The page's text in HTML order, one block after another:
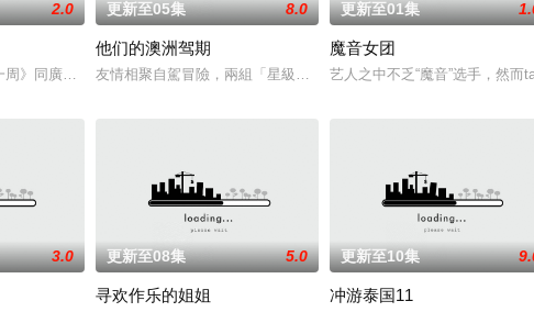
一定心得，大家也希望尋找最高「性
2.0
周》同廣大觀眾突發慶春宵！今次請來賀歲大作《夜王》的最強卡士——黃
更新至05集 8.0
他们的澳洲驾期
友情相聚自駕冒險，兩組「星級」好友分別開展難能可貴的澳洲公路
更新至01集
魔音女团
艺人之中不乏“魔音”选手，然而
3.0 更新至08集 5.0
寻欢作乐的姐姐
更新至10集
冲游泰国11